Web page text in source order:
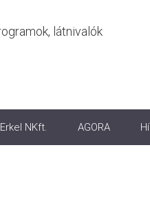
Erkel NKft. AGORA